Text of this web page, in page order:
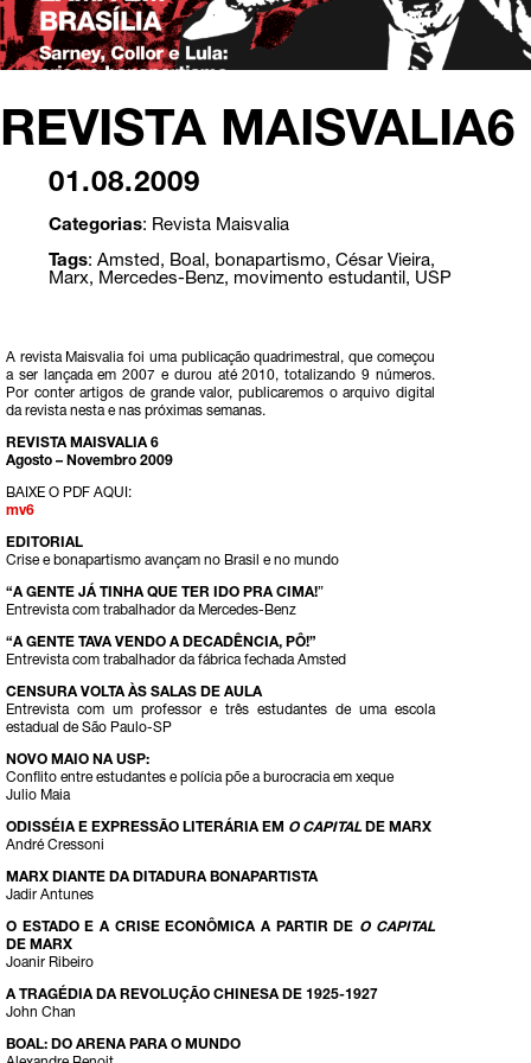
REVISTA MAISVALIA6
01.08.2009
Categorias: Revista Maisvalia
Tags: Amsted, Boal, bonapartismo, César Vieira,
Marx, Mercedes-Benz, movimento estudantil, USP
A revista Maisvalia foi uma publicação quadrimestral, que começou
a ser lançada em 2007 e durou até 2010, totalizando 9 números.
Por conter artigos de grande valor, publicaremos o arquivo digital
da revista nesta e nas próximas semanas.
REVISTA MAISVALIA 6
Agosto – Novembro 2009
BAIXE O PDF AQUI:
mv6
EDITORIAL
Crise e bonapartismo avançam no Brasil e no mundo
“A GENTE JÁ TINHA QUE TER IDO PRA CIMA!”
Entrevista com trabalhador da Mercedes-Benz
“A GENTE TAVA VENDO A DECADÊNCIA, PÔ!”
Entrevista com trabalhador da fábrica fechada Amsted
CENSURA VOLTA ÀS SALAS DE AULA
Entrevista com um professor e três estudantes de uma escola
estadual de São Paulo-SP
NOVO MAIO NA USP:
Conflito entre estudantes e polícia põe a burocracia em xeque
Julio Maia
ODISSÉIA E EXPRESSÃO LITERÁRIA EM O CAPITAL DE MARX
André Cressoni
MARX DIANTE DA DITADURA BONAPARTISTA
Jadir Antunes
O ESTADO E A CRISE ECONÔMICA A PARTIR DE O CAPITAL
DE MARX
Joanir Ribeiro
A TRAGÉDIA DA REVOLUÇÃO CHINESA DE 1925-1927
John Chan
BOAL: DO ARENA PARA O MUNDO